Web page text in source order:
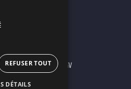
CGU CGV
REFUSER TOUT
DÉTAILS